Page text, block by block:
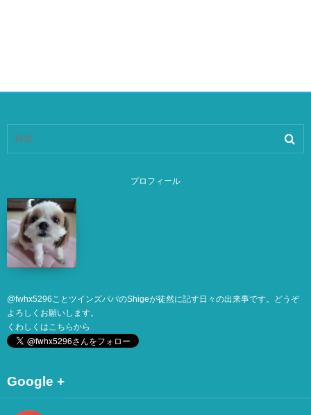
プロフィール
@fwhx5296ことツインズパパのShigeが徒然に記す日々の出来事です。どうぞ
よろしくお願いします。
くわしくはこちらから
Google +